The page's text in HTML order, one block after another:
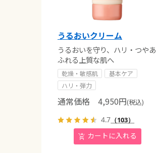
うるおいクリーム
うるおいを守り、ハリ・つやあ
ふれる上質な肌へ
乾燥・敏感肌
基本ケア
ハリ・弾力
通常価格 4,950円(税込)
4.7 （103）